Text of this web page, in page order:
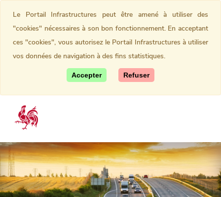
Le Portail Infrastructures peut être amené à utiliser des
"cookies" nécessaires à son bon fonctionnement. En acceptant
ces "cookies", vous autorisez le Portail Infrastructures à utiliser
vos données de navigation à des fins statistiques.
Accepter Refuser